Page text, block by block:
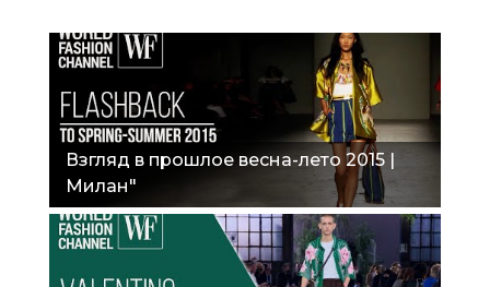
Взгляд в прошлое весна-лето 2015 |
Милан"